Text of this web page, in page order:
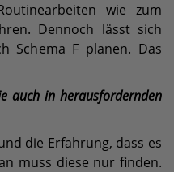
wie zum
Dennoch lässt sich
Schema F planen. Das
auch in herausfordernden
die Erfahrung, dass es
muss diese nur finden.